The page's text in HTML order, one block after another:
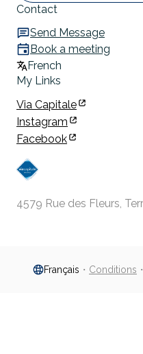
Contact
Send Message
Book a meeting
French
My Links
Via Capitale
Instagram
Facebook
4579 Rue des Fleurs,
Français ・ Conditions ・